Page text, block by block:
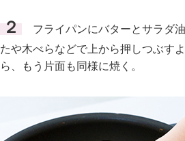
２ フライパンにバターとサラダ
たや木べらなどで上から押しつぶす
ら、もう片面も同様に焼く。